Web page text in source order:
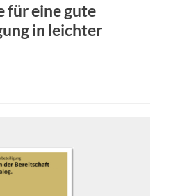
für eine gute
in leichter